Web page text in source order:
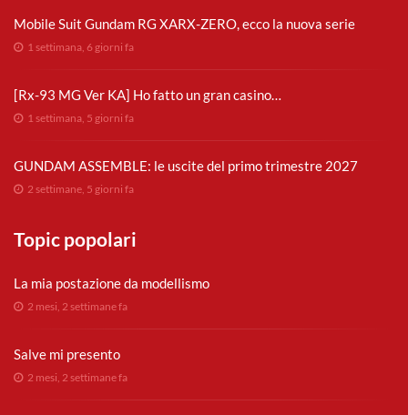
Mobile Suit Gundam RG XARX-ZERO, ecco la nuova serie
1 settimana, 6 giorni fa
[Rx-93 MG Ver KA] Ho fatto un gran casino…
1 settimana, 5 giorni fa
GUNDAM ASSEMBLE: le uscite del primo trimestre 2027
2 settimane, 5 giorni fa
Topic popolari
La mia postazione da modellismo
2 mesi, 2 settimane fa
Salve mi presento
2 mesi, 2 settimane fa